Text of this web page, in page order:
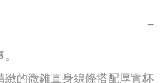
−
的微錐直身線條搭配厚實杯